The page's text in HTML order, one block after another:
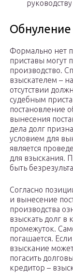
руководству
Обнуление
Формально нет
приставы могут
производство.
взыскателем –
отсутствии
судебным
постановление
вынесения
дела долг
условием для
является
для взыскания.
быть
Согласно
и вынесение
производства
взыскать долг
промежуток.
погашается.
взыскание
погасить
кредитор –